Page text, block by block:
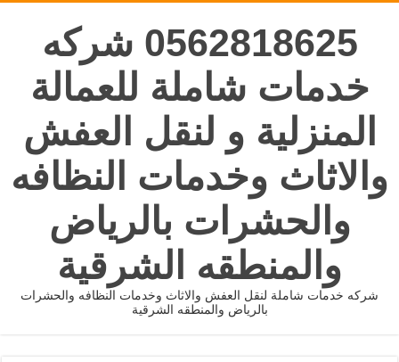
0562818625 شركه
خدمات شاملة للعمالة
المنزلية و لنقل العفش
والاثاث وخدمات النظافه
والحشرات بالرياض
والمنطقه الشرقية
شركه خدمات شاملة لنقل العفش والاثاث وخدمات النظافه والحشرات
بالرياض والمنطقه الشرقية